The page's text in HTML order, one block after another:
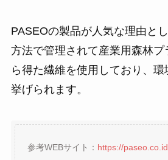
PASEOの製品が人気な理由と
方法で管理されて産業用森林
ら得た繊維を使用しており、
挙げられます。
参考WEBサイト： https://